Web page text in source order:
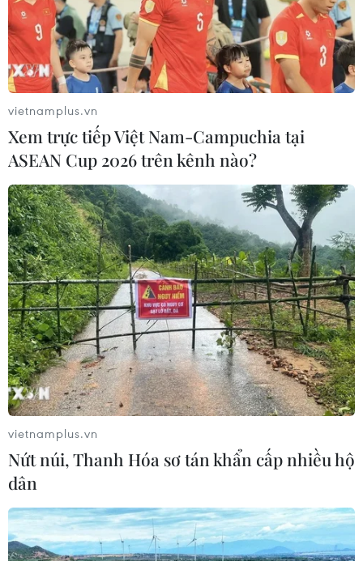
24 năm tù cho 2 vợ chồng tổ
chức “bay lắc” tại Hà Nội
06/08/2026 03:46
Khởi tố thêm 6 đối tượng vụ lập
khống hồ sơ bảo hiểm y tế ở Đắk Lắk
05/08/2026 14:55
Vận chuyển quá cảnh hàng giả và
xâm phạm sở hữu trí tuệ diễn biến
phức tạp
05/08/2026 13:44
24 năm tù cho đôi vợ chồng tổ chức
“bay lắc” trong quán karaoke
05/08/2026 13:41
Lập kênh TikTok khởi nghiệp, lừa
đảo chiếm đoạt 15 tỷ đồng
05/08/2026 11:36
vietnamplus.vn
Xem trực tiếp Việt Nam-Campuchia tại
ASEAN Cup 2026 trên kênh nào?
vietnamplus.vn
Nứt núi, Thanh Hóa sơ tán khẩn cấp nhiều hộ
dân